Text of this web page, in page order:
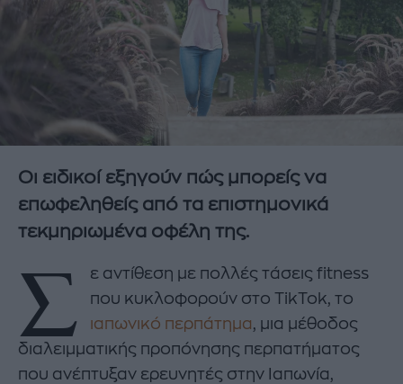
Οι ειδικοί εξηγούν πώς μπορείς να
επωφεληθείς από τα επιστημονικά
τεκμηριωμένα οφέλη της.
Σ
ε αντίθεση με πολλές τάσεις fitness
που κυκλοφορούν στο TikTok, το
ιαπωνικό περπάτημα, μια μέθοδος
διαλειμματικής προπόνησης περπατήματος
που ανέπτυξαν ερευνητές στην Ιαπωνία,